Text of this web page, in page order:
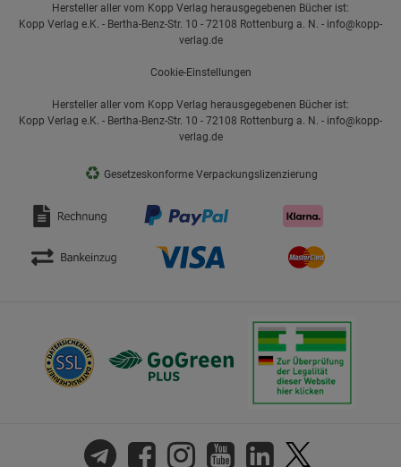
Hersteller aller vom Kopp Verlag herausgegebenen Bücher ist:
Kopp Verlag e.K. - Bertha-Benz-Str. 10 - 72108 Rottenburg a. N. - info@kopp-
verlag.de
Cookie-Einstellungen
Hersteller aller vom Kopp Verlag herausgegebenen Bücher ist:
Kopp Verlag e.K. - Bertha-Benz-Str. 10 - 72108 Rottenburg a. N. - info@kopp-
verlag.de
♻ Gesetzeskonforme Verpackungslizenzierung